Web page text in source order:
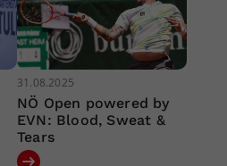
31.08.2025
NÖ Open powered by
EVN: Blood, Sweat &
Tears